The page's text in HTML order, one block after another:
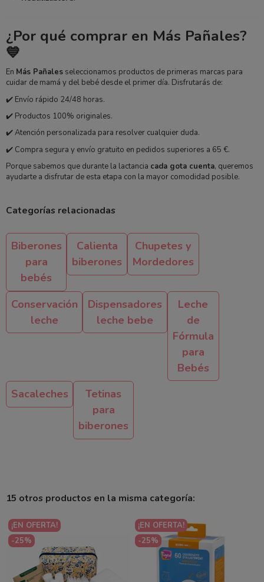
¿Por qué comprar en Más Pañales?
💙
En Más Pañalesseleccionamos productos de primeras marcas para
cuidar de mamá y del bebé desde el primer día. Disfrutarás de:
✔️ Envío rápido 24/48 horas.
✔️ Productos 100% originales.
✔️ Atención personalizada para resolver cualquier duda.
✔️ Compra segura y envío gratuito en pedidos superiores a 65 €.
Porque sabemos que durante la lactancia cada gota cuenta, queremos
ayudarte a disfrutar de esta etapa con la mayor comodidad posible.
Categorías relacionadas
Biberones
para
bebés
Calienta
biberones
Chupetes y
Mordedores
Conservación
leche
Dispensadores
leche bebe
Leche
de
Fórmula
para
Bebés
Sacaleches
Tetinas
para
biberones
15 otros productos en la misma categoría:
¡EN OFERTA!
-25%
¡EN OFERTA!
-25%